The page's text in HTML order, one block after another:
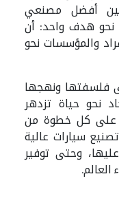
بين أفضل مصنعي
نحو هدف واحد: أن
والمؤسسات نحو
فلسفتها ونهجها
نحو حياة تزدهر
على كل خطوة من
سيارات عالية
وحتى توفير